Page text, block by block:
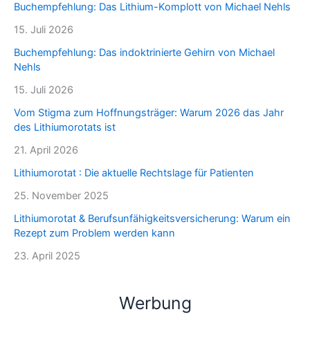
Buchempfehlung: Das Lithium-Komplott von Michael Nehls
15. Juli 2026
Buchempfehlung: Das indoktrinierte Gehirn von Michael
Nehls
15. Juli 2026
Vom Stigma zum Hoffnungsträger: Warum 2026 das Jahr
des Lithiumorotats ist
21. April 2026
Lithiumorotat : Die aktuelle Rechtslage für Patienten
25. November 2025
Lithiumorotat & Berufsunfähigkeitsversicherung: Warum ein
Rezept zum Problem werden kann
23. April 2025
Werbung